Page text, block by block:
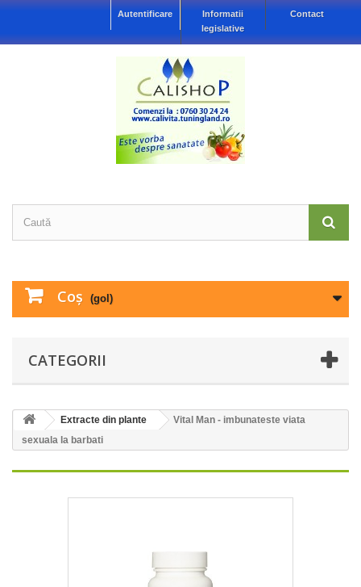
Contact
Informatii
legislative
Autentificare
Coş (gol)
CATEGORII
Extracte din plante
Vital Man - imbunateste viata
sexuala la barbati